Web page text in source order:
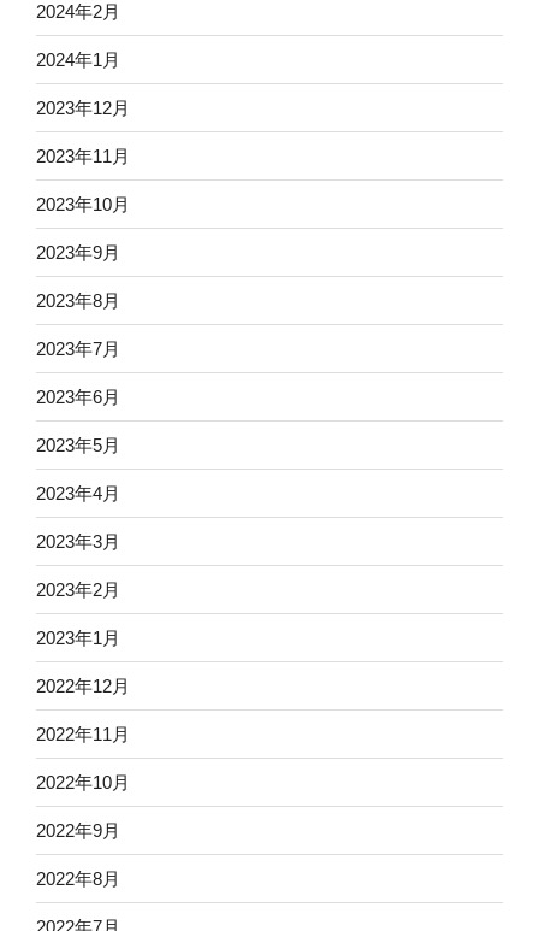
2024年2月
2024年1月
2023年12月
2023年11月
2023年10月
2023年9月
2023年8月
2023年7月
2023年6月
2023年5月
2023年4月
2023年3月
2023年2月
2023年1月
2022年12月
2022年11月
2022年10月
2022年9月
2022年8月
2022年7月